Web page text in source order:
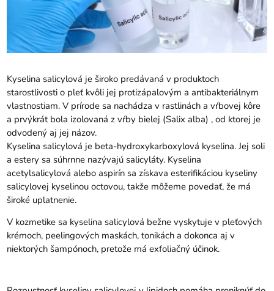
Kyselina salicylová je široko predávaná v produktoch
starostlivosti o pleť kvôli jej protizápalovým a antibakteriálnym
vlastnostiam. V prírode sa nachádza v rastlinách a vŕbovej kôre
a prvýkrát bola izolovaná z vŕby bielej (Salix alba) , od ktorej je
odvodený aj jej názov.
Kyselina salicylová je beta-hydroxykarboxylová kyselina. Jej soli
a estery sa súhrnne nazývajú salicyláty. Kyselina
acetylsalicylová alebo aspirín sa získava esterifikáciou kyseliny
salicylovej kyselinou octovou, takže môžeme povedať, že má
široké uplatnenie.
V kozmetike sa kyselina salicylová bežne vyskytuje v pleťových
krémoch, peelingových maskách, tonikách a dokonca aj v
niektorých šampónoch, pretože má exfoliačný účinok.